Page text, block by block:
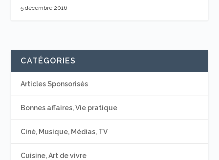
5 décembre 2016
CATÉGORIES
Articles Sponsorisés
Bonnes affaires, Vie pratique
Ciné, Musique, Médias, TV
Cuisine, Art de vivre